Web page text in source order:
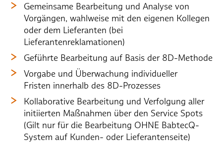
Gemeinsame Bearbeitung und Analyse von
Vorgängen, wahlweise mit den eigenen Kollegen
oder dem Lieferanten (bei
Lieferantenreklamationen)
Geführte Bearbeitung auf Basis der 8D-Methode
Vorgabe und Überwachung individueller
Fristen innerhalb des 8D-Prozesses
Kollaborative Bearbeitung und Verfolgung aller
initiierten Maßnahmen über den Service Spots
(Gilt nur für die Bearbeitung OHNE BabtecQ-
System auf Kunden- oder Lieferantenseite)